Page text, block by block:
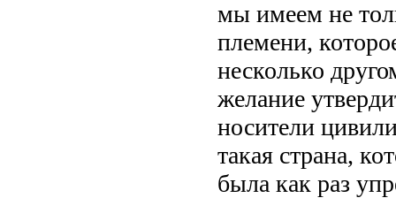
мы имеем не
племени,
несколько
желание
носители
такая страна,
была как раз